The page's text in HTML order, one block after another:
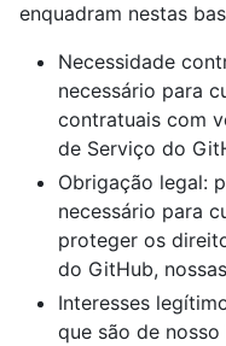
enquadram nestas
Necessidade
necessário para
contratuais com
de Serviço do
Obrigação legal:
necessário para
proteger os
do GitHub,
Interesses
que são de